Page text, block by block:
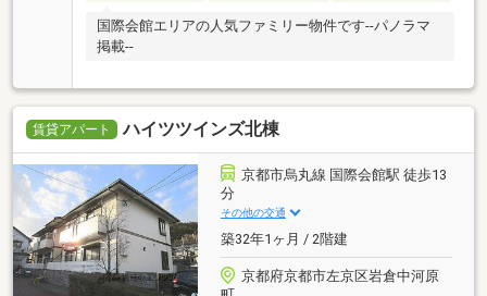
国際会館エリアの人気ファミリー物件です--パノラマ
掲載--
賃貸アパート ハイツツインズ北棟
京都市烏丸線 国際会館駅 徒歩13
分
その他の交通
築32年1ヶ月 / 2階建
京都府京都市左京区岩倉中河原